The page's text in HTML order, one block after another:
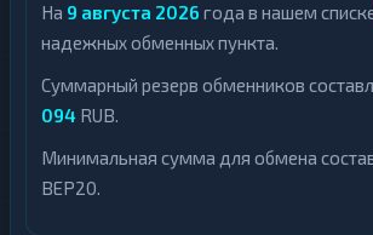
На 9 августа 2026 года в нашем
надежных обменных пункта.
Суммарный резерв обменников
094 RUB.
Минимальная сумма для обмена
BEP20.